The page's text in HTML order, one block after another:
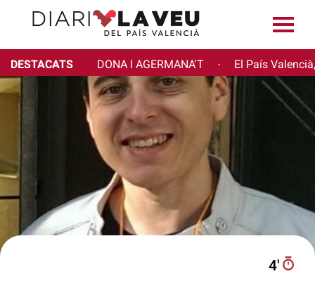
DESTACATS DONA I AGERMANA'T · El País
4′